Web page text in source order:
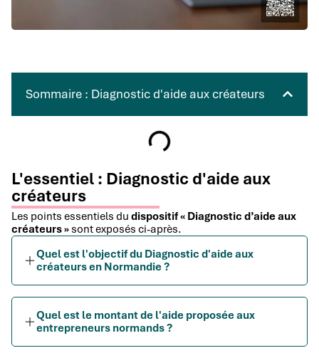
Sommaire : Diagnostic d'aide aux créateurs
L'essentiel : Diagnostic d'aide aux
créateurs
Les points essentiels du dispositif « Diagnostic d’aide aux
créateurs » sont exposés ci-après.
Quel est l'objectif du Diagnostic d'aide aux
créateurs en Normandie ?
Quel est le montant de l'aide proposée aux
entrepreneurs normands ?